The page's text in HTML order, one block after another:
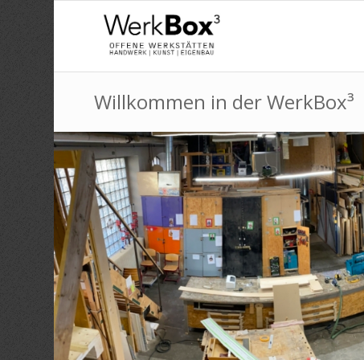
Willkommen in der WerkBox³